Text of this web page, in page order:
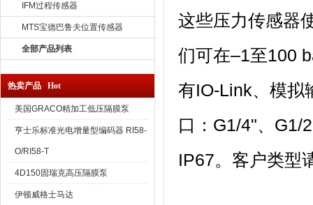
IFM过程传感器
MTS宝德巴鲁夫位置传感器
全部产品列表
热卖产品 Hot
美国GRACO精加工低压隔膜泵
亨士乐标准光电增量型编码器 RI58-
O/RI58-T
4D150固瑞克高压隔膜泵
伊顿威格士马达
这些压力传感器
们可在–1至100
有IO-Link、模拟
口：G1/4"、G1/
IP67。客户类型